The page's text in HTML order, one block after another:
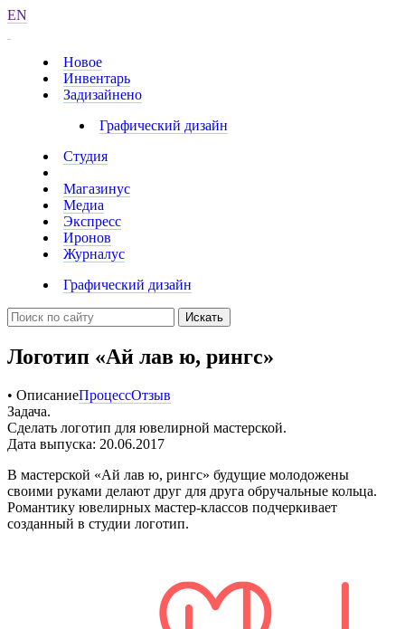
EN
Новое
Инвентарь
Задизайнено
Графический дизайн
Студия
Магазинус
Медиа
Экспресс
Иронов
Журналус
Графический дизайн
Искать
Логотип «Ай лав ю, рингс»
• ОписаниеПроцессОтзыв
Задача.
Cделать логотип для ювелирной мастерской.
Дата выпуска: 20.06.2017
В мастерской «Ай лав ю, рингс» будущие молодожены
своими руками делают друг для друга обручальные кольца.
Романтику ювелирных мастер-классов подчеркивает
созданный в студии логотип.